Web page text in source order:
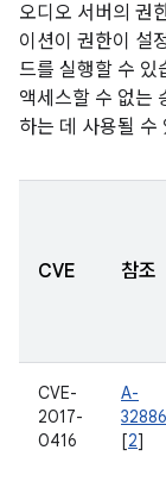
오디오 서버의 권
이션이 권한이 설
드를 실행할 수 있
액세스할 수 없는
하는 데 사용될 수
CVE 참조
CVE-
2017-
0416
A-
[2]